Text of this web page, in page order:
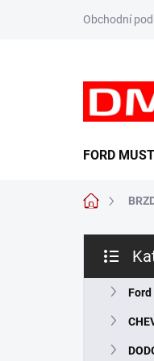
Obchodní
FORD
Domů
s
kategorie
Ford